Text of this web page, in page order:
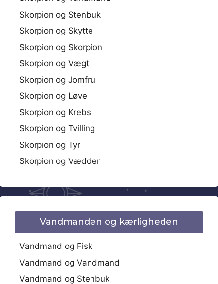
Skorpion og Stenbuk
Skorpion og Skytte
Skorpion og Skorpion
Skorpion og Vægt
Skorpion og Jomfru
Skorpion og Løve
Skorpion og Krebs
Skorpion og Tvilling
Skorpion og Tyr
Skorpion og Vædder
Vandmanden og kærligheden
Vandmand og Fisk
Vandmand og Vandmand
Vandmand og Stenbuk